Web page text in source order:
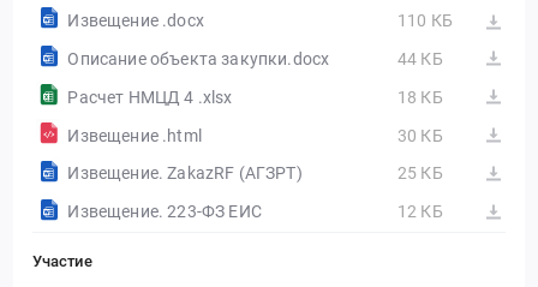
Извещение .docx
110 КБ
Описание объекта закупки.docx
44 КБ
Расчет НМЦД 4 .xlsx
18 КБ
Извещение .html
30 КБ
Извещение. ZakazRF (АГЗРТ)
25 КБ
Извещение. 223-ФЗ ЕИС
12 КБ
Участие